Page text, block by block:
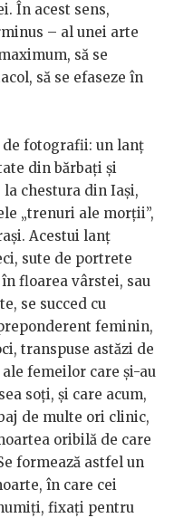
În acest sens,
– al unei arte
să se
să se efaseze în
de fotografii: un lanț
din bărbați și
chestura din Iași,
„trenuri ale morții”,
Acestui lanț
sute de portrete
floarea vârstei, sau
se succed cu
feminin,
transpuse astăzi de
femeilor care și-au
soți, și care acum,
de multe ori clinic,
oribilă de care
formează astfel un
în care cei
fixați pentru